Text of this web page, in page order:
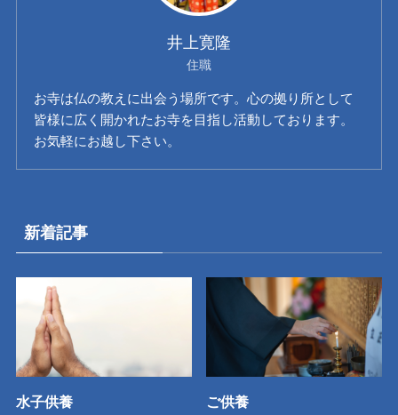
井上寛隆
住職
お寺は仏の教えに出会う場所です。心の拠り所として
皆様に広く開かれたお寺を目指し活動しております。
お気軽にお越し下さい。
新着記事
水子供養 ご供養